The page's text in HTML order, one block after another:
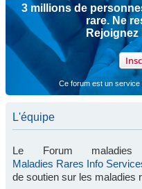
3 millions de
rare. Ne
Ce forum est un
L'équipe
Le Forum
Maladies Rares Info
de soutien sur les maladies